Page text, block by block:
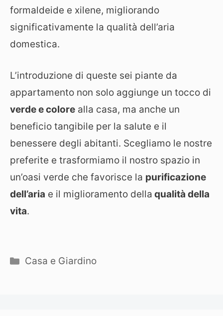
formaldeide e xilene, migliorando
significativamente la qualità dell’aria
domestica.
L’introduzione di queste sei piante da
appartamento non solo aggiunge un tocco di
verde e colore alla casa, ma anche un
beneficio tangibile per la salute e il
benessere degli abitanti. Scegliamo le nostre
preferite e trasformiamo il nostro spazio in
un’oasi verde che favorisce la purificazione
dell’aria e il miglioramento della qualità della
vita.
Categorie
Casa e Giardino